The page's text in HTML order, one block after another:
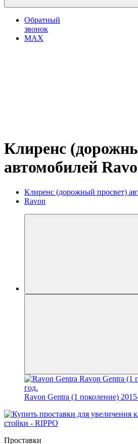
Обратный
звонок
MAX
Клиренс
автомобилей
Клиренс (дорожный просвет)
Ravon
Ravon Gentra (1 поколение)
Проставки